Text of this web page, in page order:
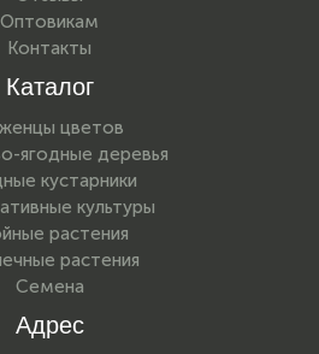
Оптовикам
Контакты
Каталог
цветов
ягодные деревья
кустарники
культуры
растения
растения
Семена
Адрес